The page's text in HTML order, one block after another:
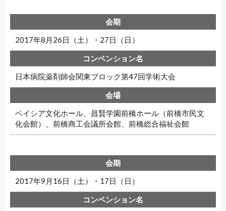
2017年8月26日（土）・27日（日）
日本病院薬剤師会関東ブロック第47回学術大会
ベイシア文化ホール、昌賢学園前橋ホール（前橋市民文
化会館）、前橋商工会議所会館、前橋総合福祉会館
2017年9月16日（土）・17日（日）